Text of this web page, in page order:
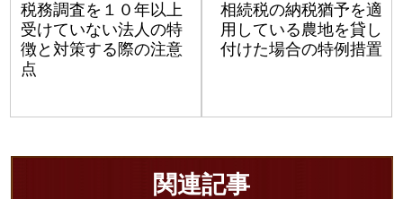
税務調査を１０年以上
受けていない法人の特
徴と対策する際の注意
点
相続税の納税猶予を適
用している農地を貸し
付けた場合の特例措置
関連記事